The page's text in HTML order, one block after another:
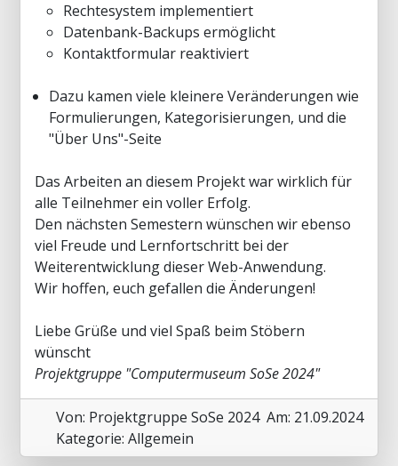
Rechtesystem implementiert
Datenbank-Backups ermöglicht
Kontaktformular reaktiviert
Dazu kamen viele kleinere Veränderungen wie
Formulierungen, Kategorisierungen, und die
"Über Uns"-Seite
Das Arbeiten an diesem Projekt war wirklich für
alle Teilnehmer ein voller Erfolg.
Den nächsten Semestern wünschen wir ebenso
viel Freude und Lernfortschritt bei der
Weiterentwicklung dieser Web-Anwendung.
Wir hoffen, euch gefallen die Änderungen!
Liebe Grüße und viel Spaß beim Stöbern
wünscht
Projektgruppe "Computermuseum SoSe 2024"
Von: Projektgruppe SoSe 2024 Am: 21.09.2024
Kategorie: Allgemein